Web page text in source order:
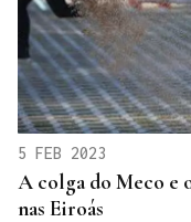
5 FEB 2023
A colga do Meco e
nas Eiroás